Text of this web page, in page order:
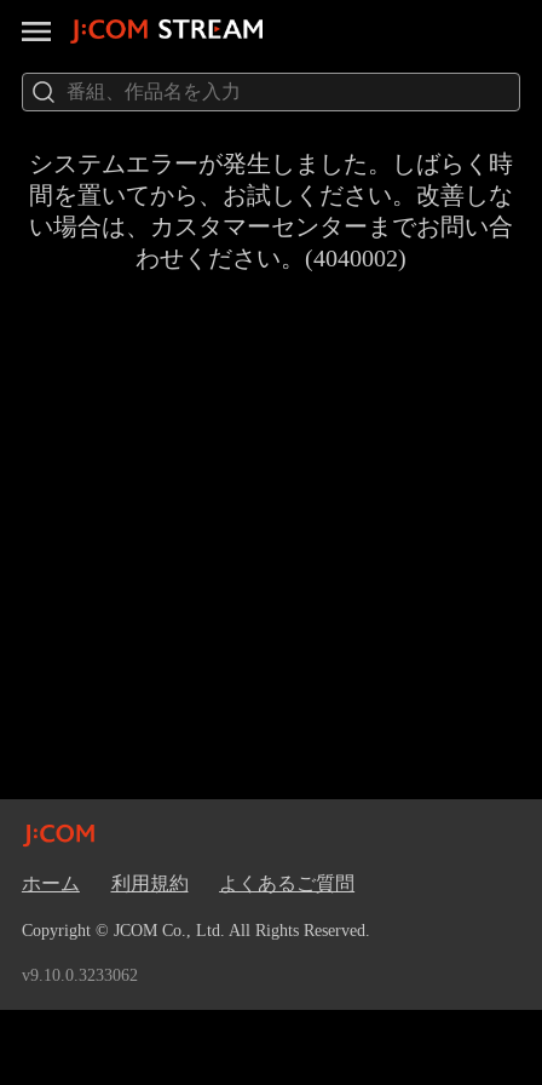
システムエラーが発生しました。しばらく時
間を置いてから、お試しください。改善しな
い場合は、カスタマーセンターまでお問い合
わせください。(4040002)
ホーム 利用規約 よくあるご質問
Copyright © JCOM Co., Ltd. All Rights Reserved.
v9.10.0.3233062